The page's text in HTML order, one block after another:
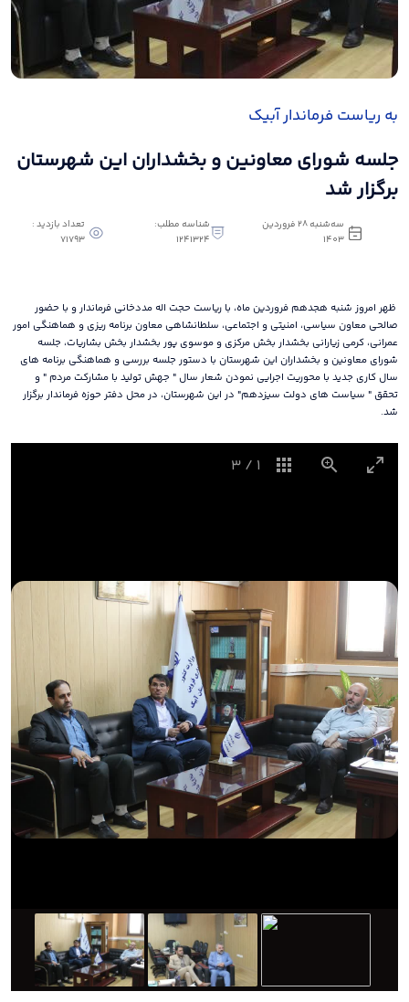
به ریاست فرماندار آبیک
جلسه شورای معاونین و بخشداران این شهرستان
برگزار شد
سه‌شنبه 28 فروردین
1403
شناسه مطلب:
1241324
تعداد بازدید :
71793
ظهر امروز شنبه هجدهم فروردین ماه، با ریاست حجت اله مددخانی فرماندار و با حضور
صالحی معاون سیاسی، امنیتی و اجتماعی، سلطانشاهی معاون برنامه ریزی و هماهنگی امور
عمرانی، کرمی زیارانی بخشدار بخش مرکزی و موسوی پور بخشدار بخش بشاریات، جلسه
شورای معاونین و بخشداران این شهرستان با دستور جلسه بررسی و هماهنگی برنامه های
سال کاری جدید با محوریت اجرایی نمودن شعار سال " جهش تولید با مشارکت مردم " و
تحقق " سیاست های دولت سیزدهم" در این شهرستان، در محل دفتر حوزه فرماندار برگزار
شد.
1
/
3